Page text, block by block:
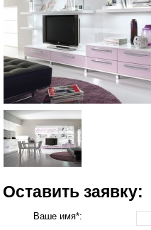
Оставить заявку:
Ваше имя*: